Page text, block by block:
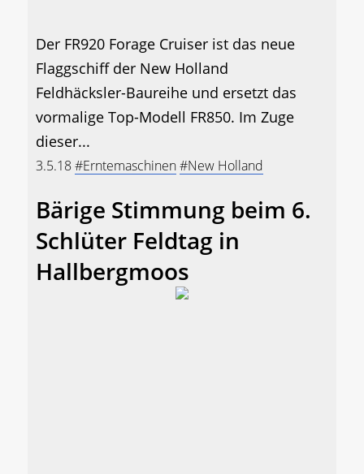
Der FR920 Forage Cruiser ist das neue
Flaggschiff der New Holland
Feldhäcksler-Baureihe und ersetzt das
vormalige Top-Modell FR850. Im Zuge
dieser...
3.5.18#Erntemaschinen#New Holland
Bärige Stimmung beim 6.
Schlüter Feldtag in
Hallbergmoos